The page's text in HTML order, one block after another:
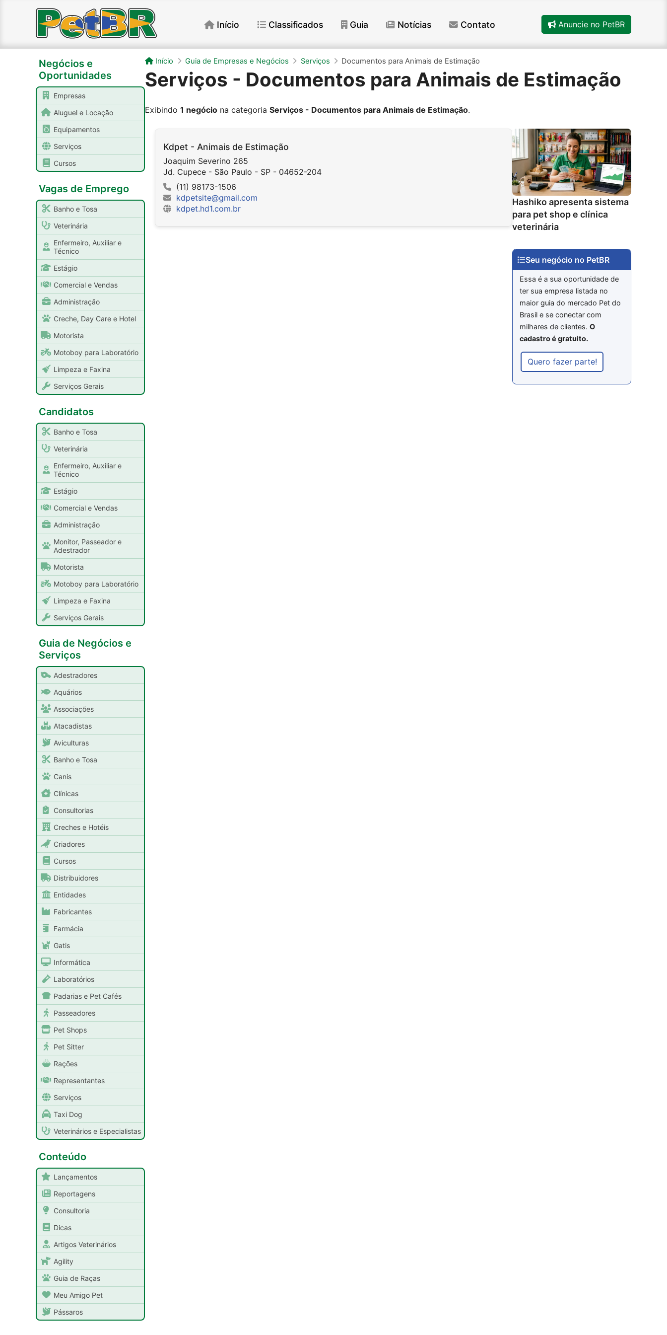
Início Classificados Guia Notícias Contato Anuncie no PetBR
Negócios e
Oportunidades
Empresas
Aluguel e Locação
Equipamentos
Serviços
Cursos
Vagas de Emprego
Banho e Tosa
Veterinária
Enfermeiro, Auxiliar e
Técnico
Estágio
Comercial e Vendas
Administração
Creche, Day Care e Hotel
Motorista
Motoboy para Laboratório
Limpeza e Faxina
Serviços Gerais
Candidatos
Banho e Tosa
Veterinária
Enfermeiro, Auxiliar e
Técnico
Estágio
Comercial e Vendas
Administração
Monitor, Passeador e
Adestrador
Motorista
Motoboy para Laboratório
Limpeza e Faxina
Serviços Gerais
Guia de Negócios e
Serviços
Adestradores
Aquários
Associações
Atacadistas
Aviculturas
Banho e Tosa
Canis
Clínicas
Consultorias
Creches e Hotéis
Criadores
Cursos
Distribuidores
Entidades
Fabricantes
Farmácia
Gatis
Informática
Laboratórios
Padarias e Pet Cafés
Passeadores
Pet Shops
Pet Sitter
Rações
Representantes
Serviços
Taxi Dog
Veterinários e Especialistas
Conteúdo
Lançamentos
Reportagens
Consultoria
Dicas
Artigos Veterinários
Agility
Guia de Raças
Meu Amigo Pet
Pássaros
Início Guia de Empresas e Negócios Serviços Documentos para Animais de Estimação
Serviços - Documentos para Animais de Estimação
Exibindo 1 negócio na categoria Serviços - Documentos para Animais de Estimação.
Hashiko apresenta sistema
para pet shop e clínica
veterinária
Seu negócio no PetBR
Essa é a sua oportunidade de
ter sua empresa listada no
maior guia do mercado Pet do
Brasil e se conectar com
milhares de clientes.O
cadastro é gratuito.
Quero fazer parte!
Kdpet - Animais de Estimação
Joaquim Severino 265
Jd. Cupece - São Paulo - SP - 04652-204
(11) 98173-1506
kdpetsite@gmail.com
kdpet.hd1.com.br